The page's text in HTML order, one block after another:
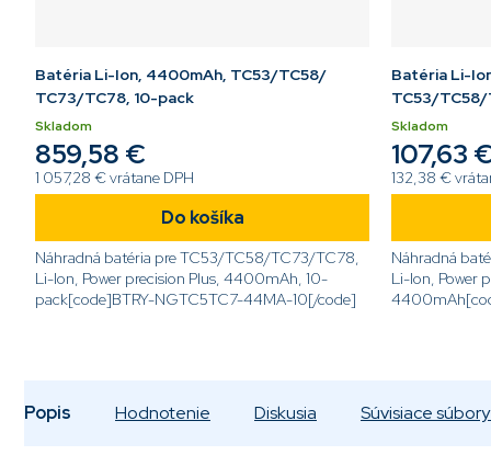
Batéria Li-Ion, 4400mAh, TC53/TC58/
TC73/TC78, 10-pack
Skladom
1 057,28 € vrátane DPH
859,58 €
Do košíka
Náhradná batéria pre TC53/TC58/TC73/TC78,
Li-Ion, Power precision Plus, 4400mAh, 10-
pack[code]BTRY-NGTC5TC7-44MA-10[/code]
Batéria Li-
TC53/
Skladom
132,38 €
107,63
Náhradná
Li-Ion, Power
Popis Súvisiace súbory
Hodnotenie Diskusia